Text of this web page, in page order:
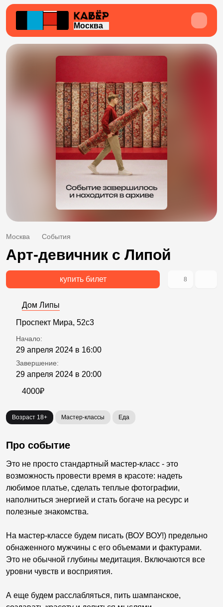
Москва
Москва События
Арт-девичник с Липой
купить билет 8
Дом Липы
Проспект Мира, 52с3
Начало:
29 апреля 2024 в 16:00
Завершение:
29 апреля 2024 в 20:00
4000₽
Возраст 18+ Мастер-классы Еда
Про событие
Это не просто стандартный мастер-класс - это
возможность провести время в красоте: надеть
любимое платье, сделать теплые фотографии,
наполниться энергией и стать богаче на ресурс и
полезные знакомства.
На мастер-классе будем писать (ВОУ ВОУ!) предельно
обнаженного мужчины с его объемами и фактурами.
Это не обычной глубины медитация. Включаются все
уровни чувств и восприятия.
А еще будем расслабляться, пить шампанское,